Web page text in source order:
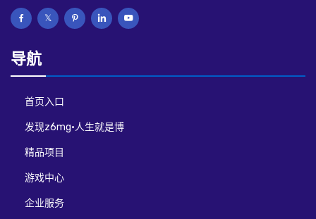
导航
首页入口
发现z6mg·人生就是博
精品项目
游戏中心
企业服务